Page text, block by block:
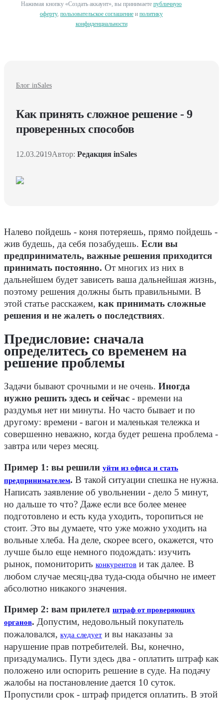
Нажимая кнопку «Создать аккаунт», вы принимаете публичную
оферту, пользовательское соглашение и политику
конфиденциальности
Блог inSales
Как принять сложное решение - 9
проверенных способов
12.03.2019Автор: Редакция inSales
Налево пойдешь - коня потеряешь, прямо пойдешь -
жив будешь, да себя позабудешь. Если вы
предприниматель, важные решения приходится
принимать постоянно. От многих из них в
дальнейшем будет зависеть ваша дальнейшая жизнь,
поэтому решения должны быть правильными. В
этой статье расскажем, как принимать сложные
решения и не жалеть о последствиях.
Предисловие: сначала
определитесь со временем на
решение проблемы
Задачи бывают срочными и не очень. Иногда
нужно решить здесь и сейчас - времени на
раздумья нет ни минуты. Но часто бывает и по
другому: времени - вагон и маленькая тележка и
совершенно неважно, когда будет решена проблема -
завтра или через месяц.
Пример 1: вы решили уйти из офиса и стать
предпринимателем. В такой ситуации спешка не нужна.
Написать заявление об увольнении - дело 5 минут,
но дальше то что? Даже если все более менее
подготовлено и есть куда уходить, торопиться не
стоит. Это вы думаете, что уже можно уходить на
вольные хлеба. На деле, скорее всего, окажется, что
лучше было еще немного подождать: изучить
рынок, помониторить конкурентов и так далее. В
любом случае месяц-два туда-сюда обычно не имеет
абсолютно никакого значения.
Пример 2: вам прилетел штраф от проверяющих
органов. Допустим, недовольный покупатель
пожаловался, куда следует и вы наказаны за
нарушение прав потребителей. Вы, конечно,
призадумались. Пути здесь два - оплатить штраф как
положено или оспорить решение в суде. На подачу
жалобы на постановление дается 10 суток.
Пропустили срок - штраф придется оплатить. В этой